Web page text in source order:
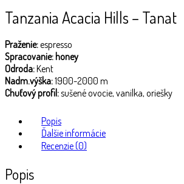
Tanzania Acacia Hills – Tanat
Praženie:espresso
Spracovanie: honey
Odroda:Kent
Nadm.výška:1900-2000 m
Chuťový profil:sušené ovocie, vanilka, oriešky
Popis
Ďalšie informácie
Recenzie (0)
Popis